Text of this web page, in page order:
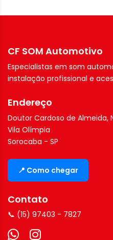
CF SOM Automotivo
Especialistas em som
instalação profissional e
Endereço
Doutor Cardoso de Almeida,
Vila Olímpia
Sorocaba - SP
📍 Como chegar
Contato
📞 (15) 97403 - 7827